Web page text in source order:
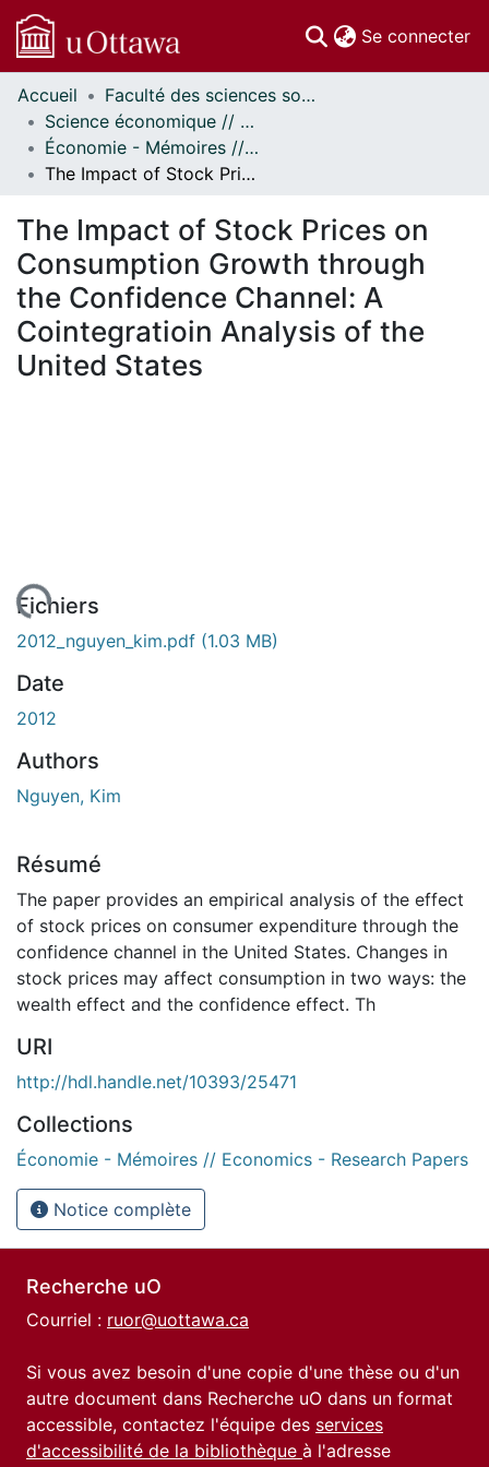
Se connecter
Communautés
et collections
Parcourir
Statistiques
À propos
Accueil
Faculté des sciences sociales // Faculty of Social Sciences
Science économique // Economics
Économie - Mémoires // Economics - Research Papers
The Impact of Stock Prices on Consumption Growth through the Confidence Channel: A Cointegratioin Analysis of the United States
The Impact of Stock Prices on
Consumption Growth through
the Confidence Channel: A
Cointegratioin Analysis of the
United States
Fichiers
2012_nguyen_kim.pdf (1.03 MB)
Date
2012
Authors
Nguyen, Kim
Résumé
The paper provides an empirical analysis of the effect
of stock prices on consumer expenditure through the
confidence channel in the United States. Changes in
stock prices may affect consumption in two ways: the
wealth effect and the confidence effect. Th
URI
http://hdl.handle.net/10393/25471
Collections
Économie - Mémoires // Economics - Research Papers
Notice complète
Recherche uO
Courriel : ruor@uottawa.ca
Si vous avez besoin d'une copie d'une thèse ou d'un
autre document dans Recherche uO dans un format
accessible, contactez l'équipe des services
d'accessibilité de la bibliothèque à l'adresse